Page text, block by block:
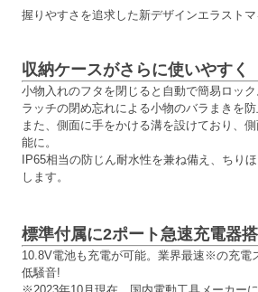
握りやすさを追求した新デザインエラストマ
収納ケースがさらに使いやすく
小物入れのフタを閉じると自動で簡易ロック
ラッチの閉め忘れによる小物のバラまきを防
また、側面に手をかける溝を設けており、
能に。
IP65相当の防じん耐水性を兼ね備え、ちり
します。
標準付属に2ポート急速充電器
10.8V電池も充電が可能。業界最速※の充電
低騒音!